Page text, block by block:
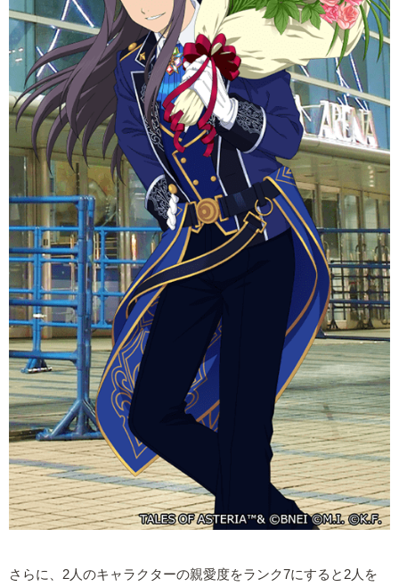
さらに、2人のキャラクターの親愛度をランク7にすると2人を